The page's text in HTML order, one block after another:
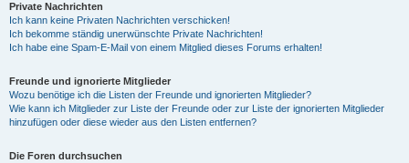
Private Nachrichten
Ich kann keine Privaten Nachrichten verschicken!
Ich bekomme ständig unerwünschte Private Nachrichten!
Ich habe eine Spam-E-Mail von einem Mitglied dieses Forums erhalten!
Freunde und ignorierte Mitglieder
Wozu benötige ich die Listen der Freunde und ignorierten Mitglieder?
Wie kann ich Mitglieder zur Liste der Freunde oder zur Liste der ignorierten Mitglieder
hinzufügen oder diese wieder aus den Listen entfernen?
Die Foren durchsuchen